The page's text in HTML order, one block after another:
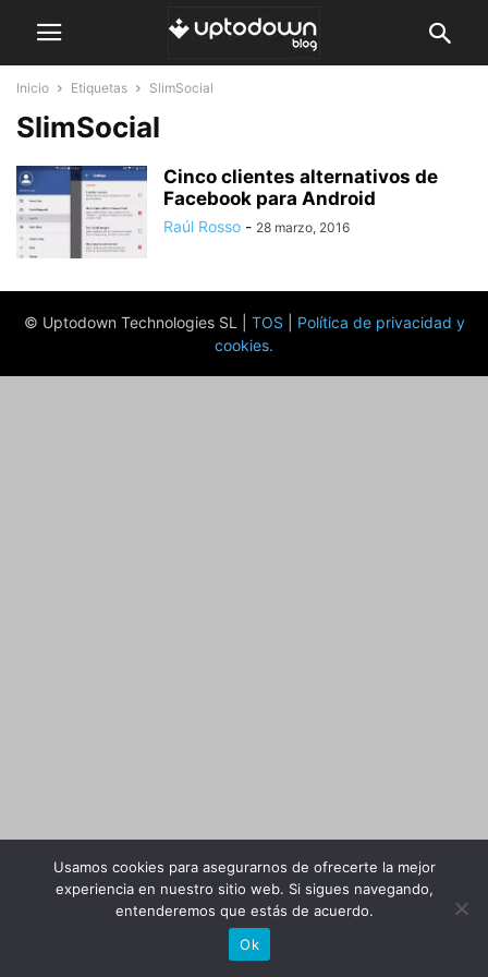
Inicio Etiquetas SlimSocial
SlimSocial
Cinco clientes alternativos de
Facebook para Android
Raúl Rosso - 28 marzo, 2016
© Uptodown Technologies SL | TOS
Política de privacidad y
cookies.
Usamos cookies para asegurarnos de ofrecerte la mejor
experiencia en nuestro sitio web. Si sigues navegando,
entenderemos que estás de acuerdo.
Ok